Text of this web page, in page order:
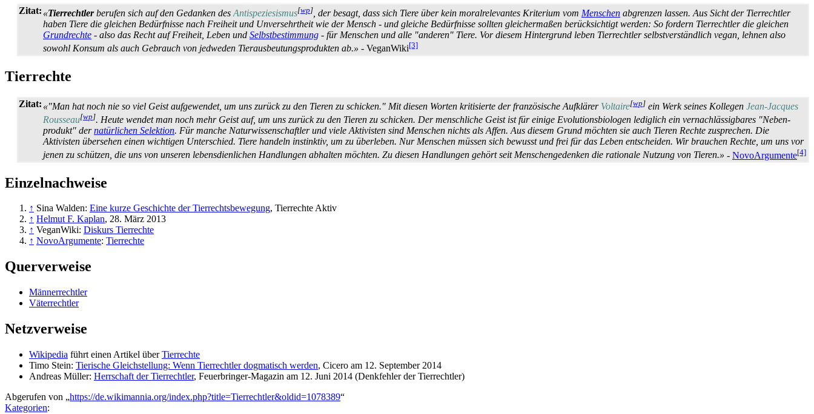
Zitat: «Tierrechtlerberufen sich auf den Gedanken des Anti­speziesismus[wp] , der besagt, dass sich Tiere über kein moral­relevantes Kriterium vom Menschen abgrenzen lassen. Aus Sicht der Tier­rechtler
haben Tiere die gleichen Bedürfnisse nach Freiheit und Un­ver­sehrt­heit wie der Mensch - und gleiche Bedürfnisse sollten gleichermaßen berücksichtigt werden: So fordern Tier­rechtler die gleichen
Grundrechte - also das Recht auf Freiheit, Leben und Selbstbestimmung - für Menschen und alle "anderen" Tiere. Vor diesem Hintergrund leben Tierrechtler selbstverständlich vegan, lehnen also
sowohl Konsum als auch Gebrauch von jedweden Tier­aus­beutungs­produkten ab.» - VeganWiki[3]
Tierrechte
Zitat: «"Man hat noch nie so viel Geist aufgewendet, um uns zurück zu den Tieren zu schicken." Mit diesen Worten kritisierte der französische Aufklärer Voltaire[wp] ein Werk seines Kollegen Jean-Jacques
Rousseau[wp]. Heute wendet man noch mehr Geist auf, um uns zurück zu den Tieren zu schicken. Der menschliche Geist ist für einige Evolutions­biologen lediglich ein vernachlässigbares "Neben­
produkt" dernatürlichen Selektion. Für manche Natur­wissen­schaftler und viele Aktivisten sind Menschen nichts als Affen. Aus diesem Grund möchten sie auch Tieren Rechte zusprechen. Die
Aktivisten übersehen einen wichtigen Unterschied. Tiere handeln instinktiv, um zu überleben. Nur Menschen müssen sich bewusst und frei für das Leben entscheiden. Wir brauchen Rechte, um uns vor
jenen zu schützen, die uns von unseren lebens­dienlichen Handlungen abhalten möchten. Zu diesen Handlungen gehört seit Menschen­gedenken die rationale Nutzung von Tieren.» - NovoArgumente[4]
Einzelnachweise
↑ Sina Walden: Eine kurze Geschichte der Tierrechtsbewegung, Tierrechte Aktiv
↑ Helmut F. Kaplan, 28. März 2013
↑ VeganWiki: Diskurs Tierrechte
↑ NovoArgumente: Tierrechte
Querverweise
Männerrechtler
Väterrechtler
Netzverweise
Wikipedia führt einen Artikel überTierrechte
Timo Stein: Tierische Gleichstellung: Wenn Tierrechtler dogmatisch werden, Cicero am 12. September 2014
Andreas Müller: Herrschaft der Tierrechtler, Feuerbringer-Magazin am 12. Juni 2014 (Denkfehler der Tierrechtler)
Abgerufen von „https://de.wikimannia.org/index.php?title=Tierrechtler&oldid=1078389“
Kategorien: